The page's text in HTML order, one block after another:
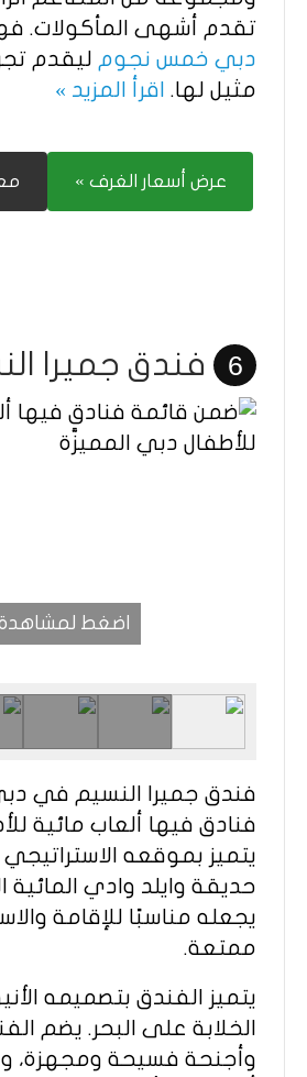
تقدم أشهى المأكولات.
دبي خمس نجوم ليقدم
مثيل لها. اقرأ المزيد »
عرض أسعار الغرف »
6 فندق جميرا
اضغط لمشاهدة
فندق جميرا النسيم في
فنادق فيها ألعاب مائية
يتميز بموقعه
حديقة وايلد وادي المائية
يجعله مناسبًا للإقامة
ممتعة.
يتميز الفندق بتصميمه
الخلابة على البحر. يضم
وأجنحة فسيحة ومجهزة،